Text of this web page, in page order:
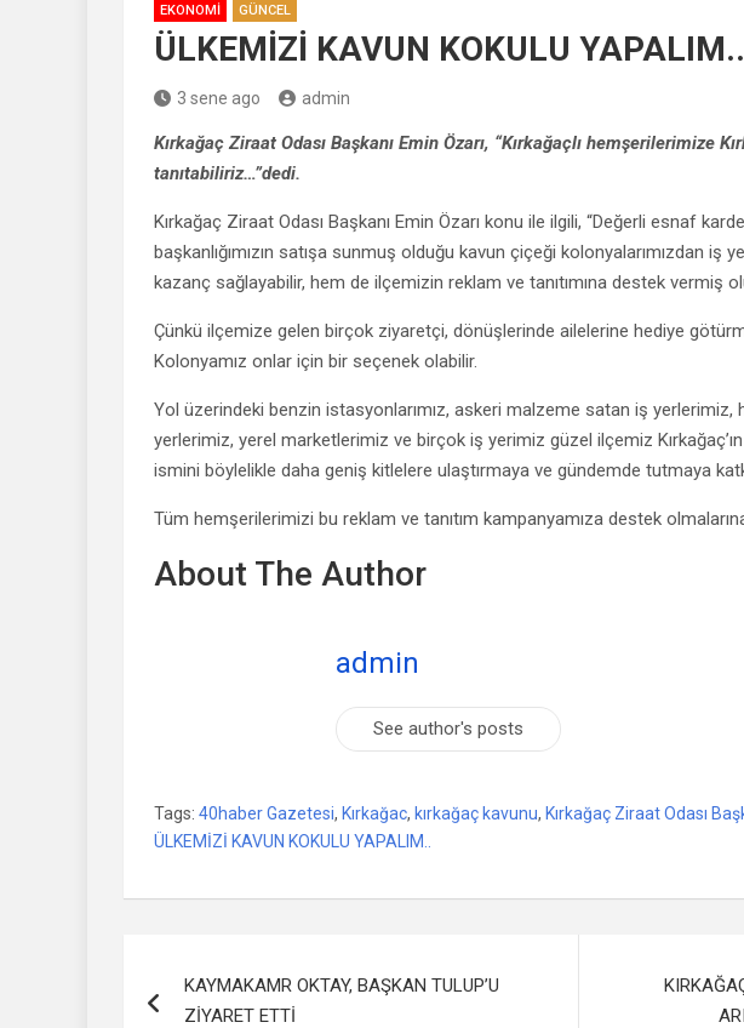
EKONOMI GÜNCEL
ÜLKEMİZİ KAVUN KOKULU YAPALIM..
3 sene ago admin
Kırkağaç Ziraat Odası Başkanı Emin Özarı, “Kırkağaçlı hemşerilerimize
tanıtabiliriz…”dedi.
Kırkağaç Ziraat Odası Başkanı Emin Özarı konu ile ilgili, “Değerli esnaf
başkanlığımızın satışa sunmuş olduğu kavun çiçeği kolonyalarımızdan iş
kazanç sağlayabilir, hem de ilçemizin reklam ve tanıtımına destek vermiş
Çünkü ilçemize gelen birçok ziyaretçi, dönüşlerinde ailelerine hediye
Kolonyamız onlar için bir seçenek olabilir.
Yol üzerindeki benzin istasyonlarımız, askeri malzeme satan iş yerlerimiz,
yerlerimiz, yerel marketlerimiz ve birçok iş yerimiz güzel ilçemiz
ismini böylelikle daha geniş kitlelere ulaştırmaya ve gündemde tutmaya
Tüm hemşerilerimizi bu reklam ve tanıtım kampanyamıza destek
About The Author
admin
See author's posts
Tags: 40haber Gazetesi, Kırkağac, kırkağaç kavunu, Kırkağaç Ziraat Odası
ÜLKEMİZİ KAVUN KOKULU YAPALIM..
dolaşımı
KAYMAKAMR OKTAY, BAŞKAN TULUP’U
ZİYARET ETTİ